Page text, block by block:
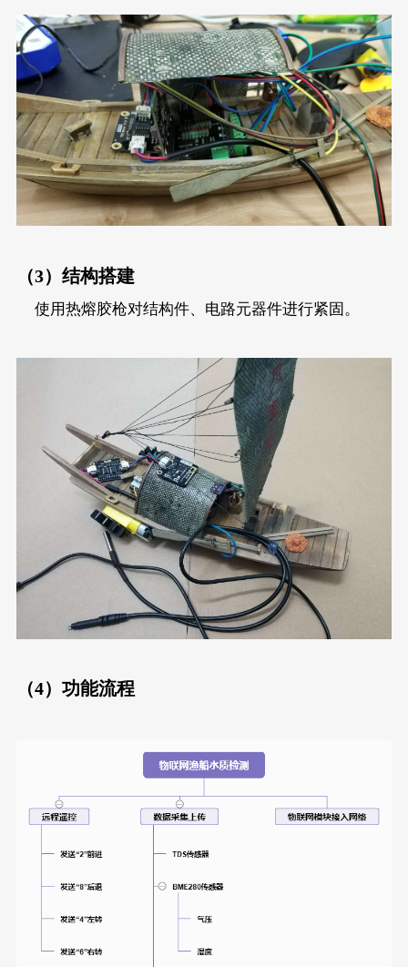
（3）结构搭建
使用热熔胶枪对结构件、电路元器件进行紧固。
（4）功能流程